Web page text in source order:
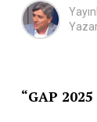
“GAP